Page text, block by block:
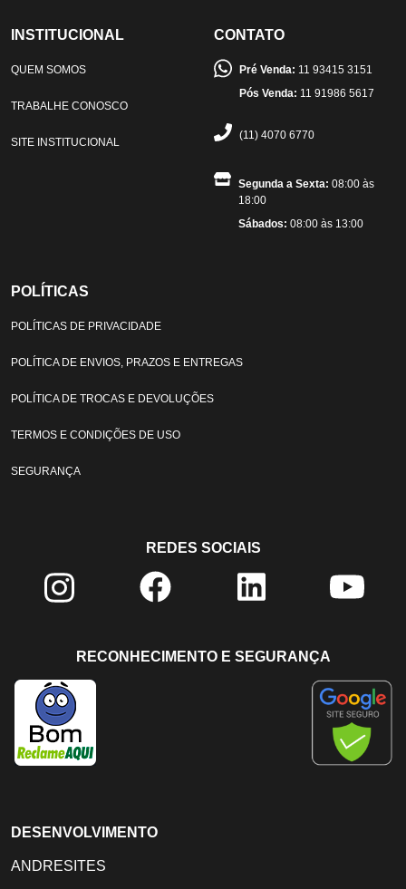
INSTITUCIONAL
QUEM SOMOS
TRABALHE CONOSCO
SITE INSTITUCIONAL
CONTATO
Pré Venda: 11 93415 3151
Pós Venda: 11 91986 5617
(11) 4070 6770
Segunda a Sexta: 08:00 às
18:00
Sábados: 08:00 às 13:00
POLÍTICAS
POLÍTICAS DE PRIVACIDADE
POLÍTICA DE ENVIOS, PRAZOS E ENTREGAS
POLÍTICA DE TROCAS E DEVOLUÇÕES
TERMOS E CONDIÇÕES DE USO
SEGURANÇA
REDES SOCIAIS
RECONHECIMENTO E SEGURANÇA
DESENVOLVIMENTO
ANDRESITES